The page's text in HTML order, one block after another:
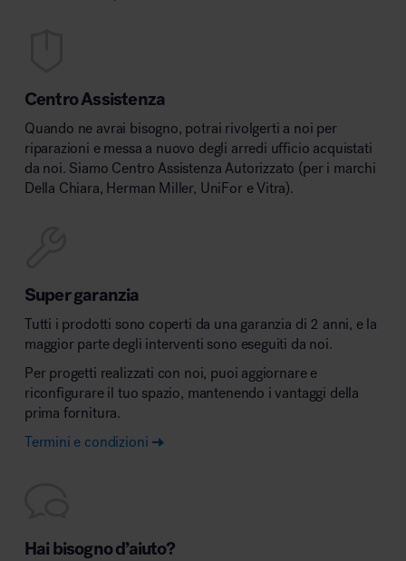
Centro Assistenza
Quando ne avrai bisogno, potrai rivolgerti a noi per
riparazioni e messa a nuovo degli arredi ufficio acquistati
da noi. Siamo Centro Assistenza Autorizzato (per i marchi
Della Chiara, Herman Miller, UniFor e Vitra).
Super garanzia
Tutti i prodotti sono coperti da una garanzia di 2 anni, e la
maggior parte degli interventi sono eseguiti da noi.
Per progetti realizzati con noi, puoi aggiornare e
riconfigurare il tuo spazio, mantenendo i vantaggi della
prima fornitura.
Termini e condizioni
Hai bisogno d’aiuto?